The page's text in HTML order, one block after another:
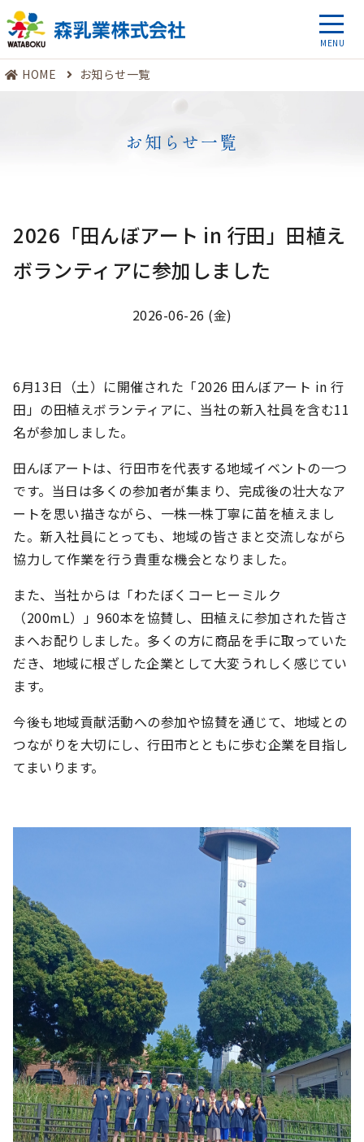
HOME お知らせ一覧
お知らせ一覧
2026「田んぼアート in 行田」田植え
ボランティアに参加しました
2026-06-26 (金)
6月13日（土）に開催された「2026 田んぼアート in 行
田」の田植えボランティアに、当社の新入社員を含む11
名が参加しました。
田んぼアートは、行田市を代表する地域イベントの一つ
です。当日は多くの参加者が集まり、完成後の壮大なア
ートを思い描きながら、一株一株丁寧に苗を植えまし
た。新入社員にとっても、地域の皆さまと交流しながら
協力して作業を行う貴重な機会となりました。
また、当社からは「わたぼくコーヒーミルク
（200mL）」960本を協賛し、田植えに参加された皆さ
まへお配りしました。多くの方に商品を手に取っていた
だき、地域に根ざした企業として大変うれしく感じてい
ます。
今後も地域貢献活動への参加や協賛を通じて、地域との
つながりを大切にし、行田市とともに歩む企業を目指し
てまいります。